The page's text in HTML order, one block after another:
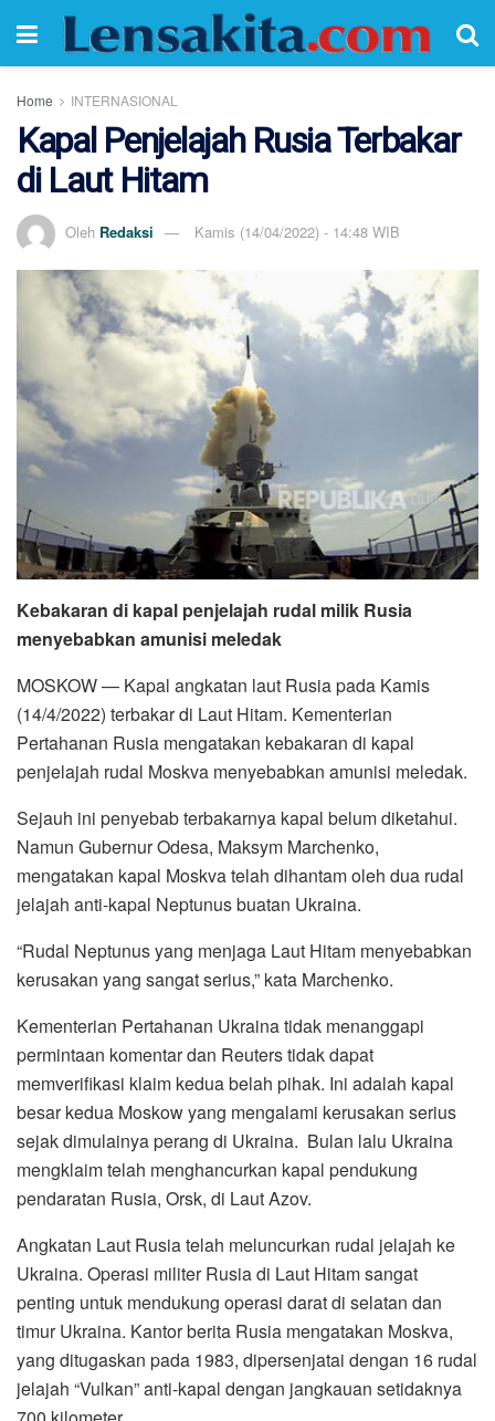
Home INTERNASIONAL
Kapal Penjelajah Rusia Terbakar
di Laut Hitam
Oleh Redaksi Kamis (14/04/2022) - 14:48 WIB
Kebakaran di kapal penjelajah rudal milik Rusia
menyebabkan amunisi meledak
MOSKOW — Kapal angkatan laut Rusia pada Kamis
(14/4/2022) terbakar di Laut Hitam. Kementerian
Pertahanan Rusia mengatakan kebakaran di kapal
penjelajah rudal Moskva menyebabkan amunisi meledak.
Sejauh ini penyebab terbakarnya kapal belum diketahui.
Namun Gubernur Odesa, Maksym Marchenko,
mengatakan kapal Moskva telah dihantam oleh dua rudal
jelajah anti-kapal Neptunus buatan Ukraina.
“Rudal Neptunus yang menjaga Laut Hitam menyebabkan
kerusakan yang sangat serius,” kata Marchenko.
Kementerian Pertahanan Ukraina tidak menanggapi
permintaan komentar dan Reuters tidak dapat
memverifikasi klaim kedua belah pihak. Ini adalah kapal
besar kedua Moskow yang mengalami kerusakan serius
sejak dimulainya perang di Ukraina. Bulan lalu Ukraina
mengklaim telah menghancurkan kapal pendukung
pendaratan Rusia, Orsk, di Laut Azov.
Angkatan Laut Rusia telah meluncurkan rudal jelajah ke
Ukraina. Operasi militer Rusia di Laut Hitam sangat
penting untuk mendukung operasi darat di selatan dan
timur Ukraina. Kantor berita Rusia mengatakan Moskva,
yang ditugaskan pada 1983, dipersenjatai dengan 16 rudal
jelajah “Vulkan” anti-kapal dengan jangkauan setidaknya